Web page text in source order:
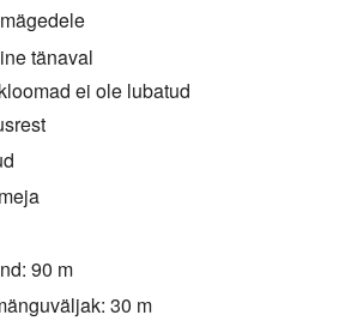
tänaval
ei ole lubatud
90 m
30 m